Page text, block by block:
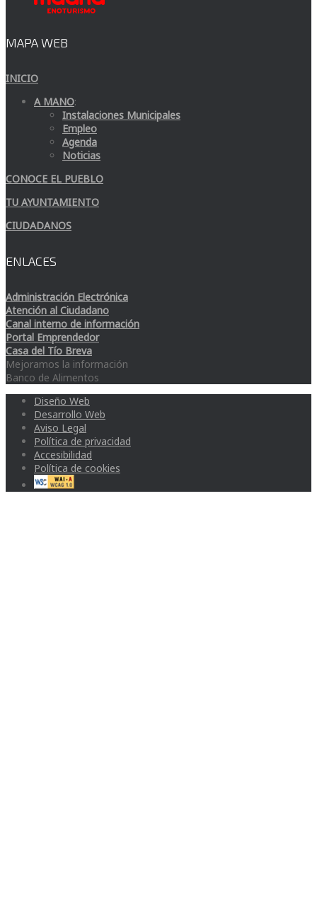
MAPA WEB
INICIO
A MANO:
Instalaciones Municipales
Empleo
Agenda
Noticias
CONOCE EL PUEBLO
TU AYUNTAMIENTO
CIUDADANOS
ENLACES
Administración Electrónica
Atención al Ciudadano
Canal interno de información
Portal Emprendedor
Casa del Tío Breva
Mejoramos la información
Banco de Alimentos
Diseño Web
Desarrollo Web
Aviso Legal
Política de privacidad
Accesibilidad
Política de cookies